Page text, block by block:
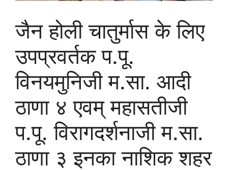
जैन होली चातुर्मास के लिए
उपप्रवर्तक प.पू.
विनयमुनिजी म.सा. आदी
ठाणा ४ एवम् महासतीजी
प.पू. विरागदर्शनाजी म.सा.
ठाणा ३ इनका नाशिक शहर